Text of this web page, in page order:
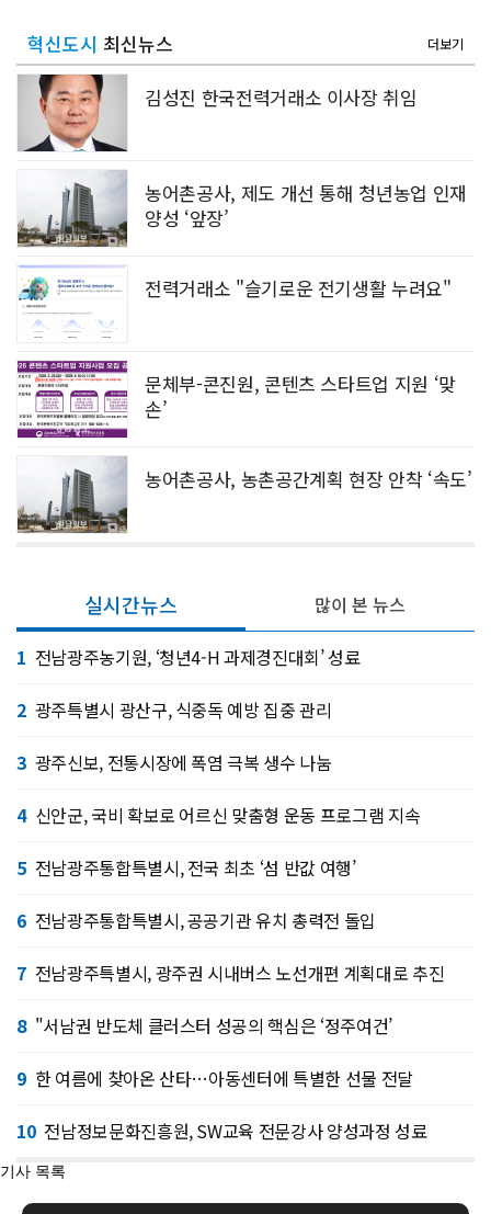
혁신도시 최신뉴스 더보기
김성진 한국전력거래소 이사장 취임
농어촌공사, 제도 개선 통해 청년농업 인재
양성 ‘앞장’
전력거래소 "슬기로운 전기생활 누려요"
문체부-콘진원, 콘텐츠 스타트업 지원 ‘맞
손’
농어촌공사, 농촌공간계획 현장 안착 ‘속도’
실시간뉴스
1 전남광주농기원, ‘청년4-H 과제경진대회’ 성료
2 광주특별시 광산구, 식중독 예방 집중 관리
3 광주신보, 전통시장에 폭염 극복 생수 나눔
4 신안군, 국비 확보로 어르신 맞춤형 운동 프로그램 지속
5 전남광주통합특별시, 전국 최초 ‘섬 반값 여행’
6 전남광주통합특별시, 공공기관 유치 총력전 돌입
7 전남광주특별시, 광주권 시내버스 노선개편 계획대로 추진
8 "서남권 반도체 클러스터 성공의 핵심은 ‘정주여건’
9 한 여름에 찾아온 산타…아동센터에 특별한 선물 전달
10 전남정보문화진흥원, SW교육 전문강사 양성과정 성료
많이 본 뉴스
기사 목록